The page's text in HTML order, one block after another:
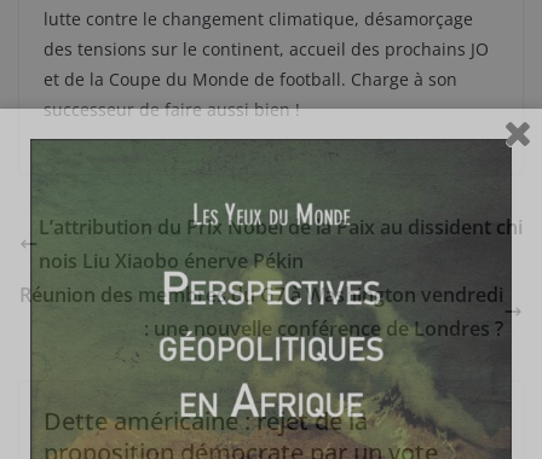
lutte contre le changement climatique, désamorçage
des tensions sur le continent, accueil des prochains JO
et de la Coupe du Monde de football. Charge à son
successeur de faire aussi bien !
L’attribution du Prix Nobel de la Paix au dissident chi
nois Liu Xiaobo énerve Pékin
Réunion des membres du G7 à Washington vendredi
: une nouvelle conférence de Londres ?
Dette américaine : rejet de la
proposition démocrate par un vote